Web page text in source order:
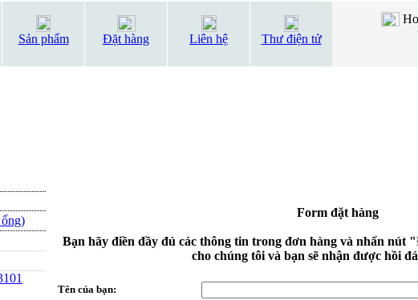
Sản phẩm Đặt hàng Liên hệ Thư điện tử
Form đặt hàng
Bạn hãy điền đầy đủ các thông tin trong đơn hàng và nhấn nút
cho chúng tôi và bạn sẽ nhận được hồi
Tên của bạn: